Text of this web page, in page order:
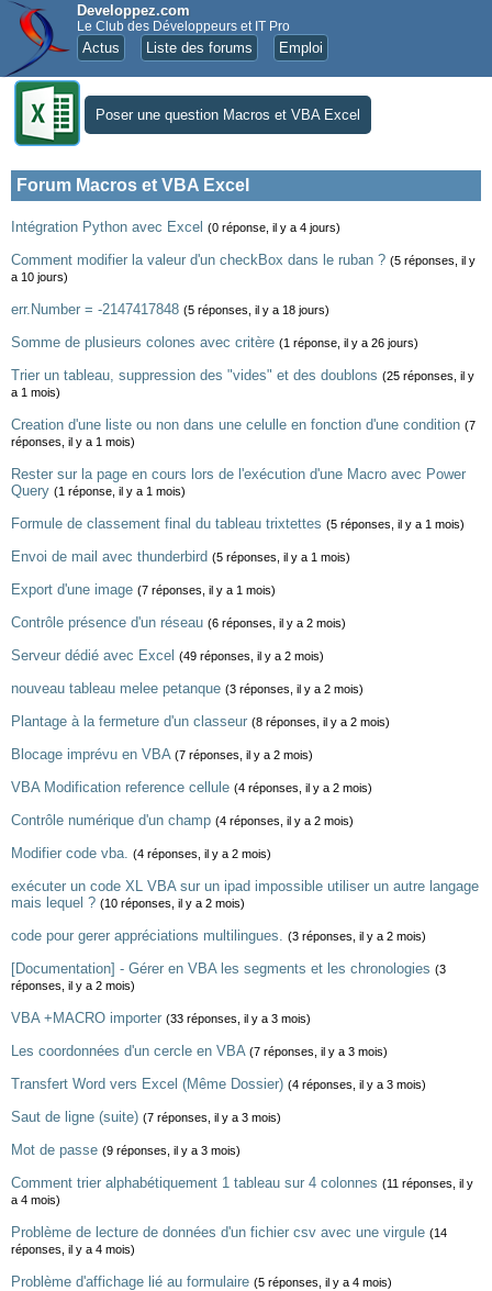
Developpez.com
Le Club des Développeurs et IT Pro
Actus Liste des forums Emploi
Poser une question Macros et VBA Excel
Forum Macros et VBA Excel
Intégration Python avec Excel (0 réponse, il y a 4 jours)
Comment modifier la valeur d'un checkBox dans le ruban ? (5 réponses, il y
a 10 jours)
err.Number = -2147417848 (5 réponses, il y a 18 jours)
Somme de plusieurs colones avec critère (1 réponse, il y a 26 jours)
Trier un tableau, suppression des "vides" et des doublons (25 réponses, il y
a 1 mois)
Creation d'une liste ou non dans une celulle en fonction d'une condition (7
réponses, il y a 1 mois)
Rester sur la page en cours lors de l'exécution d'une Macro avec Power
Query (1 réponse, il y a 1 mois)
Formule de classement final du tableau trixtettes (5 réponses, il y a 1 mois)
Envoi de mail avec thunderbird (5 réponses, il y a 1 mois)
Export d'une image (7 réponses, il y a 1 mois)
Contrôle présence d'un réseau (6 réponses, il y a 2 mois)
Serveur dédié avec Excel (49 réponses, il y a 2 mois)
nouveau tableau melee petanque (3 réponses, il y a 2 mois)
Plantage à la fermeture d'un classeur (8 réponses, il y a 2 mois)
Blocage imprévu en VBA (7 réponses, il y a 2 mois)
VBA Modification reference cellule (4 réponses, il y a 2 mois)
Contrôle numérique d'un champ (4 réponses, il y a 2 mois)
Modifier code vba. (4 réponses, il y a 2 mois)
exécuter un code XL VBA sur un ipad impossible utiliser un autre langage
mais lequel ? (10 réponses, il y a 2 mois)
code pour gerer appréciations multilingues. (3 réponses, il y a 2 mois)
[Documentation] - Gérer en VBA les segments et les chronologies (3
réponses, il y a 2 mois)
VBA +MACRO importer (33 réponses, il y a 3 mois)
Les coordonnées d'un cercle en VBA (7 réponses, il y a 3 mois)
Transfert Word vers Excel (Même Dossier) (4 réponses, il y a 3 mois)
Saut de ligne (suite) (7 réponses, il y a 3 mois)
Mot de passe (9 réponses, il y a 3 mois)
Comment trier alphabétiquement 1 tableau sur 4 colonnes (11 réponses, il y
a 4 mois)
Problème de lecture de données d'un fichier csv avec une virgule (14
réponses, il y a 4 mois)
Problème d'affichage lié au formulaire (5 réponses, il y a 4 mois)